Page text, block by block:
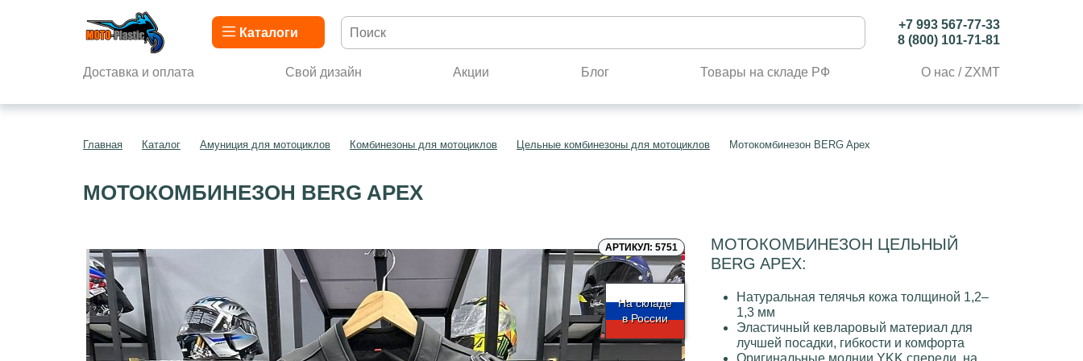
Каталоги
+7 993 567-77-33
8 (800) 101-71-81
Доставка и оплата Свой дизайн Акции Блог Товары на складе РФ О нас / ZXMT
Главная Каталог Амуниция для мотоциклов Комбинезоны для мотоциклов Цельные комбинезоны для мотоциклов Мотокомбинезон BERG Apex
МОТОКОМБИНЕЗОН BERG APEX
АРТИКУЛ: 5751
На складе
в России
МОТОКОМБИНЕЗОН ЦЕЛЬНЫЙ
BERG APEX:
Натуральная телячья кожа толщиной 1,2–
1,3 мм
Эластичный кевларовый материал для
лучшей посадки, гибкости и комфорта
Оригинальные молнии YKK спереди, на